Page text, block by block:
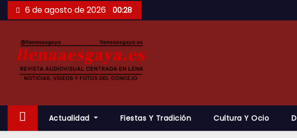
Saltar
al
6 de agosto de 2026 00:28
Actualidad Fiestas Y Tradición Cultura Y Ocio